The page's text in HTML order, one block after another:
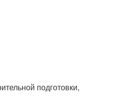
подготовки,